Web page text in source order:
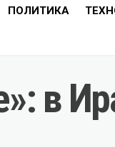
ПОЛИТИКА
в